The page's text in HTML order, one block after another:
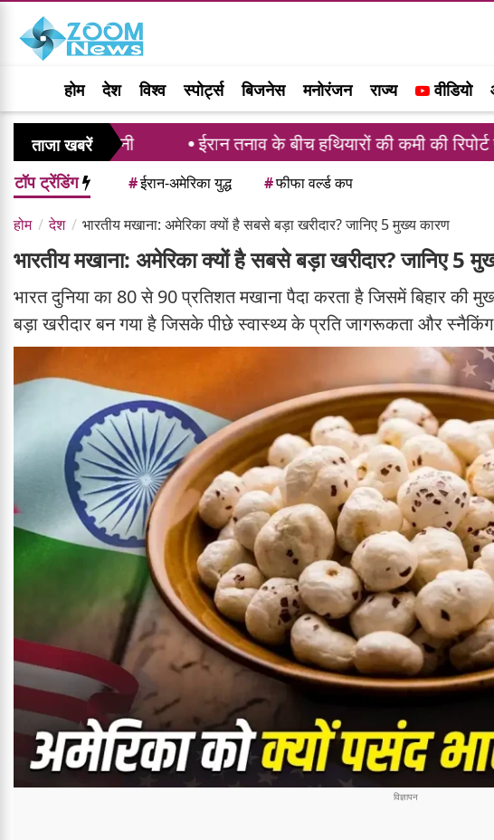
होम देश विश्व स्पोर्ट्स बिजनेस मनोरंजन राज्य वीडियो
ताजा खबरेंईरान तनाव के बीच हथियारों की कमी की रिपोर्ट पर भड़के ट्रंप,
टॉप ट्रेंडिंग #ईरान-अमेरिका युद्ध #फीफा वर्ल्ड कप
होम देश भारतीय मखाना: अमेरिका क्यों है सबसे बड़ा खरीदार? जानिए 5 मुख्य कारण
भारतीय मखाना: अमेरिका क्यों है सबसे बड़ा खरीदार? जानिए 5
भारत दुनिया का 80 से 90 प्रतिशत मखाना पैदा करता है जिसमें बिहार की
बड़ा खरीदार बन गया है जिसके पीछे स्वास्थ्य के प्रति जागरूकता और